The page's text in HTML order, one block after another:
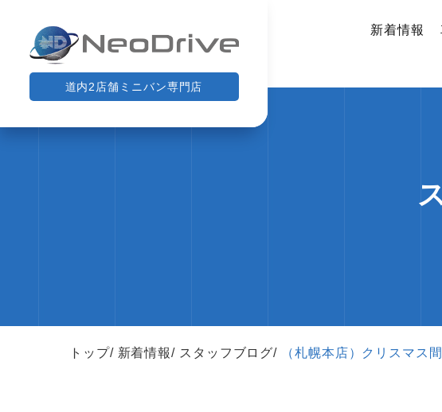
道内2店舗ミニバン専門店
新着情報
トップ 新着情報 スタッフブログ （札幌本店）クリスマス